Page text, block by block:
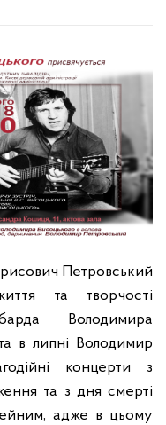
Петровський
та творчості
Володимира
в липні Володимир
концерти з
та з дня смерті
адже в цьому